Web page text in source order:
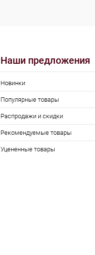
Наши предложения
Новинки
Популярные товары
Распродажи и скидки
Рекомендуемые товары
Уцененные товары